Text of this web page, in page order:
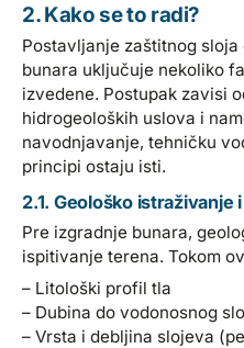
2. Kako se to radi?
Postavljanje zaštitnog
bunara uključuje nekoliko
izvedene. Postupak zavisi
hidrogeoloških uslova i
navodnjavanje, tehničku
principi ostaju isti.
2.1. Geološko
Pre izgradnje bunara,
ispitivanje terena. Tokom
– Litološki profil tla
– Dubina do vodonosnog
– Vrsta i debljina slojeva